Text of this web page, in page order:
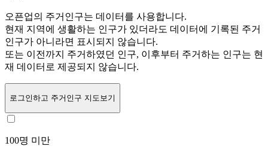
오픈업의 주거인구는 데이터를 사용합니다.
현재 지역에 생활하는 인구가 있더라도 데이터에 기록된 주거
인구가 아니라면 표시되지 않습니다.
또는 이전까지 주거하였던 인구, 이후부터 주거하는 인구는 현
재 데이터로 제공되지 않습니다.
로그인하고 주거인구 지도보기
100명 미만